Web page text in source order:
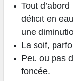
Tout
déficit en
une
La soif,
Peu ou pas
foncée.